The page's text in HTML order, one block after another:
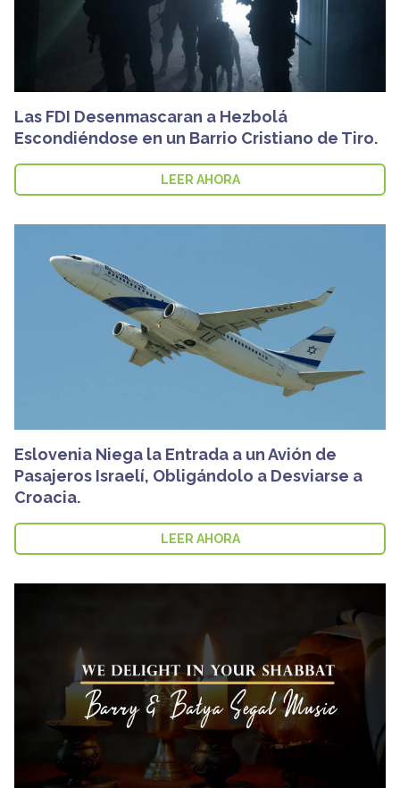
Las FDI Desenmascaran a Hezbolá
Escondiéndose en un Barrio Cristiano de Tiro.
LEER AHORA
Eslovenia Niega la Entrada a un Avión de
Pasajeros Israelí, Obligándolo a Desviarse a
Croacia.
LEER AHORA